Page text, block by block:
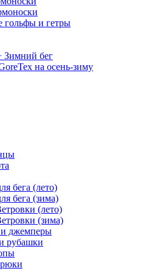
гольфы и гетры
Зимний бег
на осень-зиму
бега (лето)
бега (зима)
(лето)
(зима)
и джемперы
рубашки